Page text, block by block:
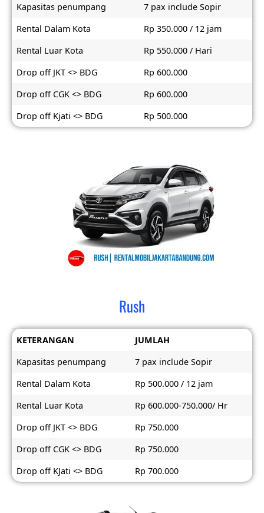
Kapasitas penumpang
7 pax include Sopir
Rental Dalam Kota
Rp 350.000 / 12 jam
Rental Luar Kota
Rp 550.000 / Hari
Drop off JKT <> BDG
Rp 600.000
Drop off CGK <> BDG
Rp 600.000
Drop off Kjati <> BDG
Rp 500.000
Rush
KETERANGAN
JUMLAH
Kapasitas penumpang
7 pax include Sopir
Rental Dalam Kota
Rp 500.000 / 12 jam
Rental Luar Kota
Rp 600.000-750.000/ Hr
Drop off JKT <> BDG
Rp 750.000
Drop off CGK <> BDG
Rp 750.000
Drop off KJati <> BDG
Rp 700.000